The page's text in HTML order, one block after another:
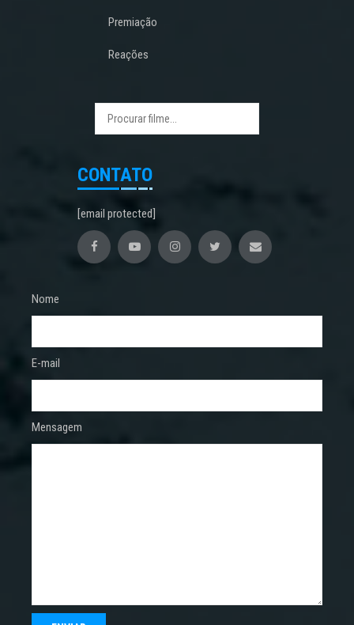
Premiação
Reações
CONTATO
[email protected]
Nome
E-mail
Mensagem